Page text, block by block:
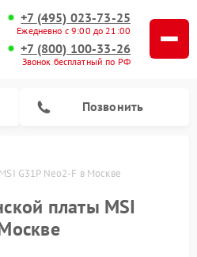
+7 (495) 023-73-25
Ежедневно с 9:00 до 21:00
+7 (800) 100-33-26
Звонок бесплатный по РФ
Позвонить
G31P Neo2-F в Москве
платы MSI